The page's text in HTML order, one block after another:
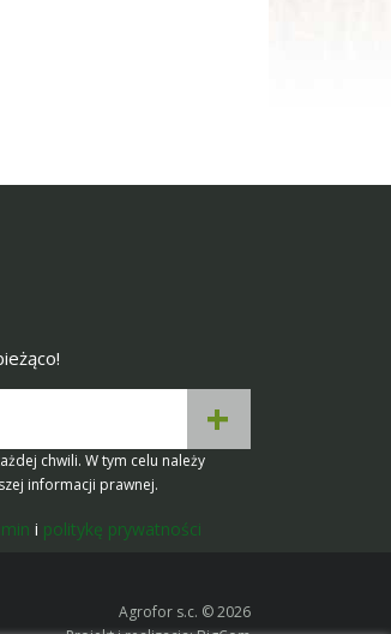
chwili. W tym celu należy
informacji prawnej.
i politykę prywatności
Agrofor s.c. © 2026